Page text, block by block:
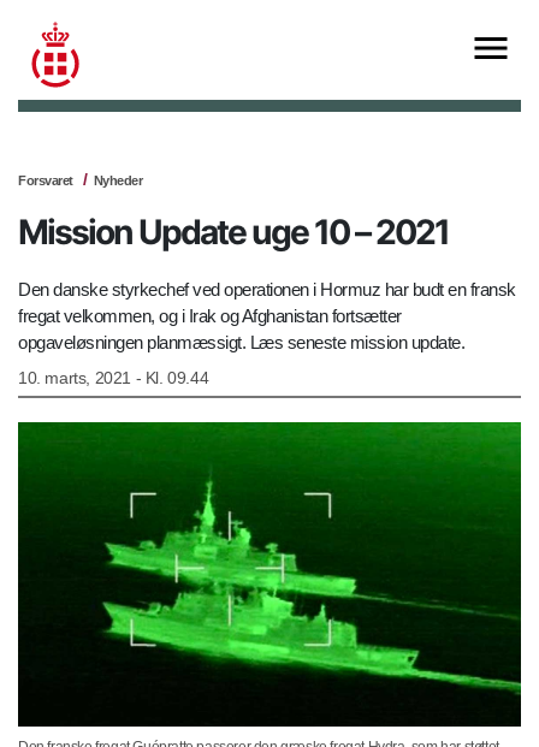
Forsvaret Nyheder
Mission Update uge 10 – 2021
Den danske styrkechef ved operationen i Hormuz har budt en fransk
fregat velkommen, og i Irak og Afghanistan fortsætter
opgaveløsningen planmæssigt. Læs seneste mission update.
10. marts, 2021 - Kl. 09.44